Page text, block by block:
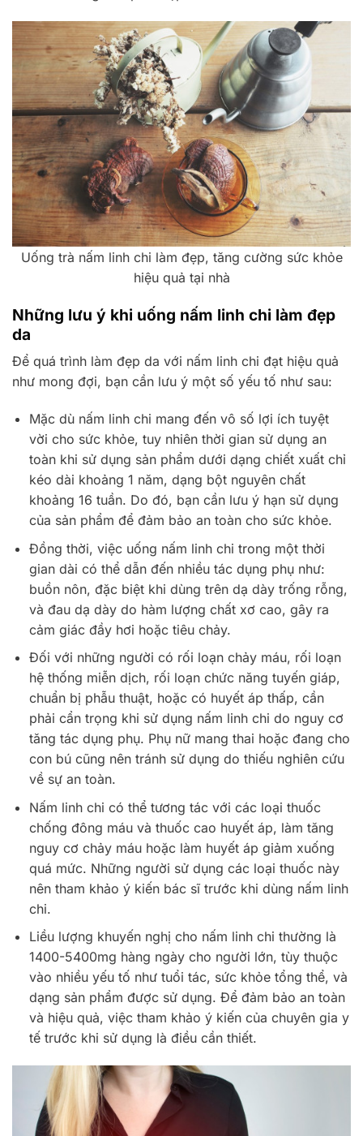
Uống trà nấm linh chi làm đẹp, tăng cường sức khỏe
hiệu quả tại nhà
Những lưu ý khi uống nấm linh chi làm đẹp
da
Để quá trình làm đẹp da với nấm linh chi đạt hiệu quả
như mong đợi, bạn cần lưu ý một số yếu tố như sau:
Mặc dù nấm linh chi mang đến vô số lợi ích tuyệt
vời cho sức khỏe, tuy nhiên thời gian sử dụng an
toàn khi sử dụng sản phẩm dưới dạng chiết xuất chỉ
kéo dài khoảng 1 năm, dạng bột nguyên chất
khoảng 16 tuần. Do đó, bạn cần lưu ý hạn sử dụng
của sản phẩm để đảm bảo an toàn cho sức khỏe.
Đồng thời, việc uống nấm linh chi trong một thời
gian dài có thể dẫn đến nhiều tác dụng phụ như:
buồn nôn, đặc biệt khi dùng trên dạ dày trống rỗng,
và đau dạ dày do hàm lượng chất xơ cao, gây ra
cảm giác đầy hơi hoặc tiêu chảy.
Đối với những người có rối loạn chảy máu, rối loạn
hệ thống miễn dịch, rối loạn chức năng tuyến giáp,
chuẩn bị phẫu thuật, hoặc có huyết áp thấp, cần
phải cẩn trọng khi sử dụng nấm linh chi do nguy cơ
tăng tác dụng phụ. Phụ nữ mang thai hoặc đang cho
con bú cũng nên tránh sử dụng do thiếu nghiên cứu
về sự an toàn.
Nấm linh chi có thể tương tác với các loại thuốc
chống đông máu và thuốc cao huyết áp, làm tăng
nguy cơ chảy máu hoặc làm huyết áp giảm xuống
quá mức. Những người sử dụng các loại thuốc này
nên tham khảo ý kiến bác sĩ trước khi dùng nấm linh
chi.
Liều lượng khuyến nghị cho nấm linh chi thường là
1400-5400mg hàng ngày cho người lớn, tùy thuộc
vào nhiều yếu tố như tuổi tác, sức khỏe tổng thể, và
dạng sản phẩm được sử dụng. Để đảm bảo an toàn
và hiệu quả, việc tham khảo ý kiến của chuyên gia y
tế trước khi sử dụng là điều cần thiết.